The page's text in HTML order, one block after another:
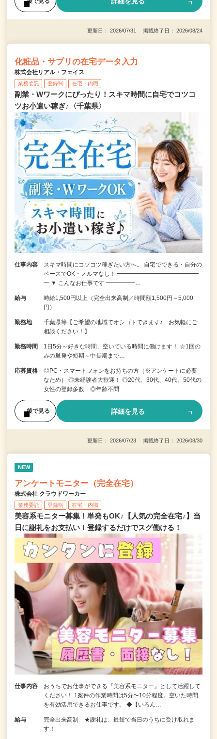
更新日： 2026/07/31 掲載終了日： 2026/08/24
化粧品・サプリの在宅データ入力
株式会社リアル・フェイス
業務委託 登録制 在宅・内職
副業・Wワークにぴったり！スキマ時間に自宅でコツコ
ツお小遣い稼ぎ♪〈千葉県〉
仕事内容
スキマ時間にコツコツ稼ぎたい方へ。 自宅でできる・自分の
ペースでOK・ノルマなし！ ━━━━━━━━━━━━━━
━ ▼ こんなお仕事です ━━━━━…
給与
時給1,500円以上（完全出来高制／時間額1,500円～5,000
円）
勤務地
千葉県等【ご希望の地域でオシゴトできます♪ お気軽にご
相談ください！】
勤務時間
1日5分～好きな時間、空いている時間に働けます！ ☆1回の
みの単発や短期～中長期まで…
応募資格
◎PC・スマートフォンをお持ちの方（※アンケートに必要
なため） ◎未経験者大歓迎！ ◎20代、30代、40代、50代の
女性の登録多数 ◎年齢不問
後で見る 詳細を見る
更新日： 2026/07/23 掲載終了日： 2026/08/30
NEW
アンケートモニター（完全在宅）
株式会社 クラウドワーカー
業務委託 登録制 在宅・内職
美容系モニター募集！単発もOK♪【人気の完全在宅♪】当
日に謝礼をお支払い！登録するだけでスグ働ける！
仕事内容
おうちでお仕事ができる『美容系モニター』として活躍して
ください！ 1案件の作業時間は5分〜10分程度。空いた時間
を有効活用できるお仕事です。 ◆【いろん…
給与
完全出来高制 ★謝礼は、最短で当日のうちに受け取れま
す！